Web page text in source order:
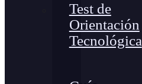
Test de
Orientación
Tecnológica